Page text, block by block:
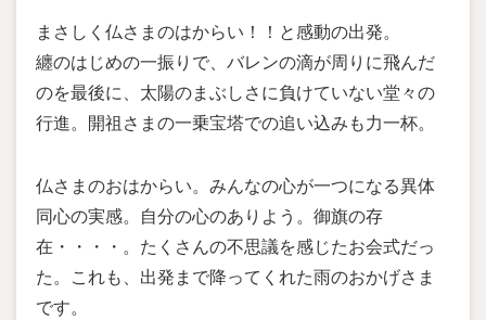
まさしく仏さまのはからい！！と感動の出発。
纏のはじめの一振りで、バレンの滴が周りに飛んだ
のを最後に、太陽のまぶしさに負けていない堂々の
行進。開祖さまの一乗宝塔での追い込みも力一杯。
仏さまのおはからい。みんなの心が一つになる異体
同心の実感。自分の心のありよう。御旗の存
在・・・・。たくさんの不思議を感じたお会式だっ
た。これも、出発まで降ってくれた雨のおかげさま
です。